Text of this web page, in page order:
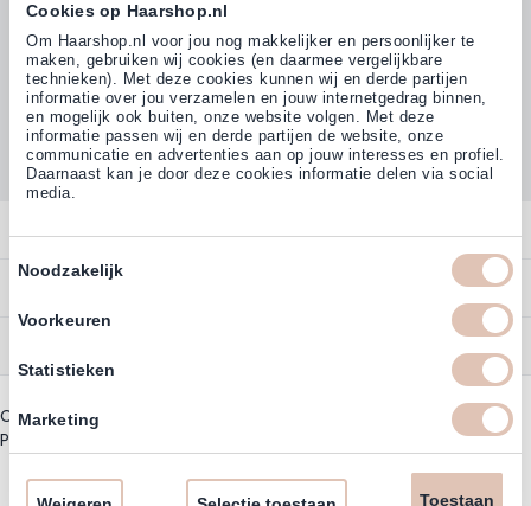
Cookies op Haarshop.nl
Om Haarshop.nl voor jou nog makkelijker en persoonlijker te
maken, gebruiken wij cookies (en daarmee vergelijkbare
technieken). Met deze cookies kunnen wij en derde partijen
informatie over jou verzamelen en jouw internetgedrag binnen,
en mogelijk ook buiten, onze website volgen. Met deze
informatie passen wij en derde partijen de website, onze
communicatie en advertenties aan op jouw interesses en profiel.
Daarnaast kan je door deze cookies informatie delen via social
media.
Noodzakelijk
Voorkeuren
Statistieken
Marketing
Toestaan
Contact
Overzicht
Contact
Account
Uitzonderingen acties
Annuleren
Bezorgen
Retourneren
Assortiment
Nieuwsbrief & Kortingscode
Volg ons
Klanten beoordelen ons met
4,77 (38.000+)
Copyright © 2003 - 2026 - Haarshoppro.nl
Privacy beleid